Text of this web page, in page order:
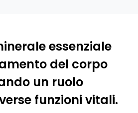
essenziale
del corpo
un ruolo
funzioni vitali.